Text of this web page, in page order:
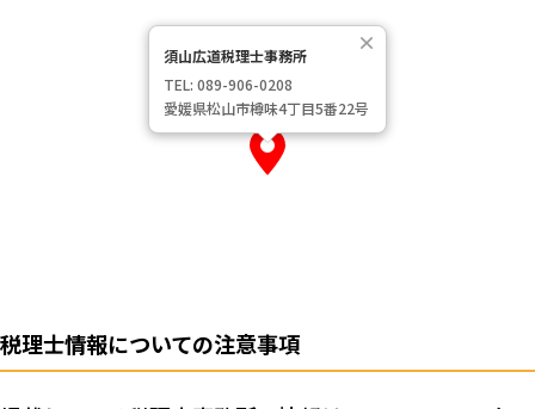
×
須山広道税理士事務所
TEL: 089-906-0208
愛媛県松山市樽味4丁目5番22号
税理士情報についての注意事項